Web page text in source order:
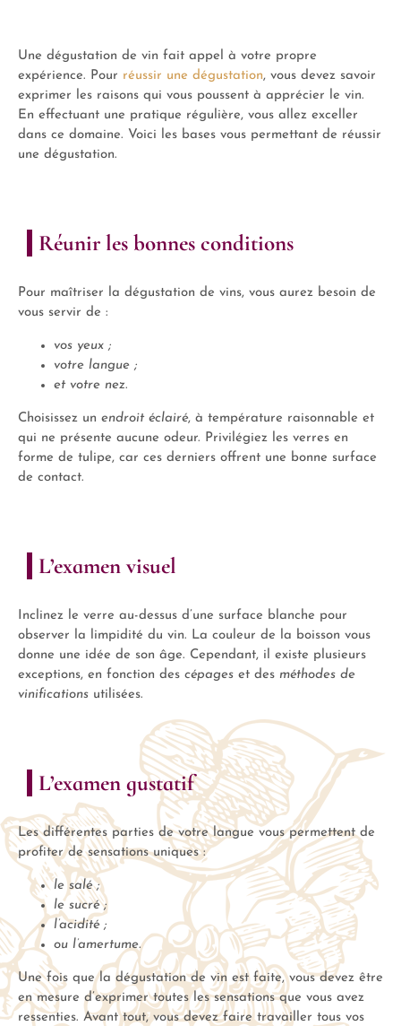
Une dégustation de vin fait appel à votre propre
expérience. Pour réussir une dégustation, vous devez savoir
exprimer les raisons qui vous poussent à apprécier le vin.
En effectuant une pratique régulière, vous allez exceller
dans ce domaine. Voici les bases vous permettant de réussir
une dégustation.
Réunir les bonnes conditions
Pour maîtriser la dégustation de vins, vous aurez besoin de
vous servir de :
vos yeux ;
votre langue ;
et votre nez.
Choisissez un endroit éclairé, à température raisonnable et
qui ne présente aucune odeur. Privilégiez les verres en
forme de tulipe, car ces derniers offrent une bonne surface
de contact.
L’examen visuel
Inclinez le verre au-dessus d’une surface blanche pour
observer la limpidité du vin. La couleur de la boisson vous
donne une idée de son âge. Cependant, il existe plusieurs
exceptions, en fonction des cépages et des méthodes de
vinifications utilisées.
L’examen gustatif
Les différentes parties de votre langue vous permettent de
profiter de sensations uniques :
le salé ;
le sucré ;
l’acidité ;
ou l’amertume.
Une fois que la dégustation de vin est faite, vous devez être
en mesure d’exprimer toutes les sensations que vous avez
ressenties. Avant tout, vous devez faire travailler tous vos